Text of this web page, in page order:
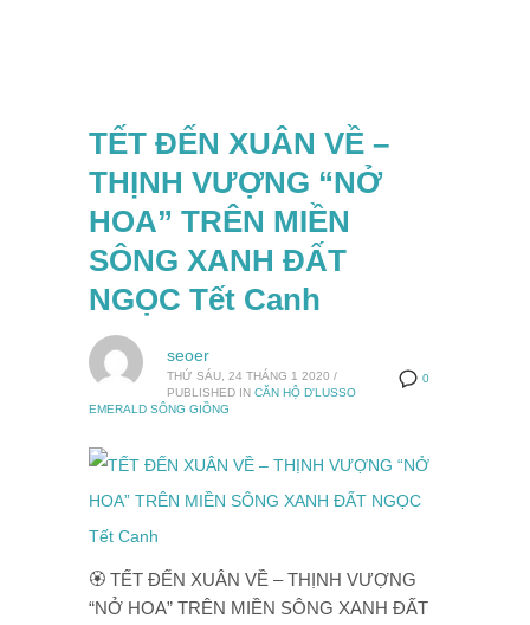
TẾT ĐẾN XUÂN VỀ –
THỊNH VƯỢNG “NỞ
HOA” TRÊN MIỀN
SÔNG XANH ĐẤT
NGỌC Tết Canh
0
seoer
THỨ SÁU, 24 THÁNG 1 2020 /
PUBLISHED IN CĂN HỘ D'LUSSO
EMERALD SÔNG GIỒNG
🏵️ TẾT ĐẾN XUÂN VỀ – THỊNH VƯỢNG
“NỞ HOA” TRÊN MIỀN SÔNG XANH ĐẤT